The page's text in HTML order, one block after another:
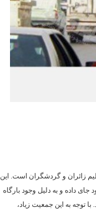
زائران و گردشگران است. این
شهروند را در دل خود جای داده و به دلیل وجود بارگاه
شوند. با توجه به این جمعیت زیاد،